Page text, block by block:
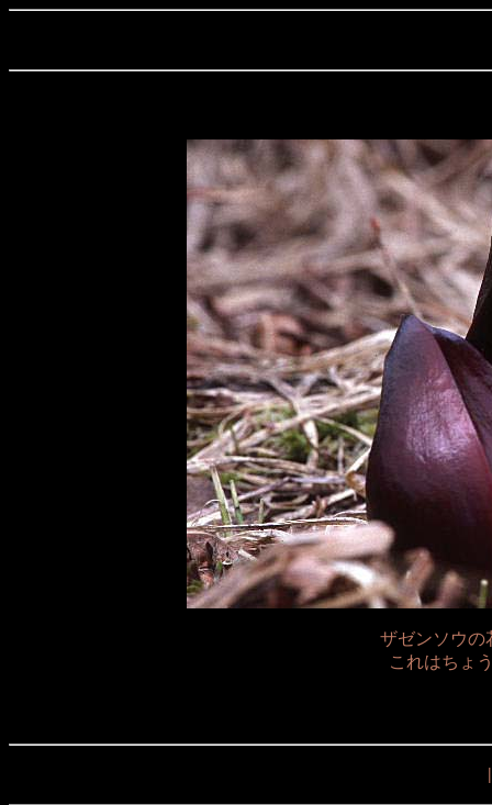
ザゼンソウの
これはちょ
|